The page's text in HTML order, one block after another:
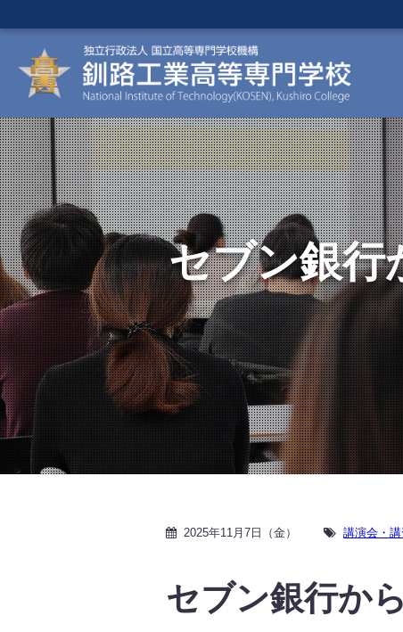
セブン銀行
2025年11月7日（金） 講演会・
セブン銀行か